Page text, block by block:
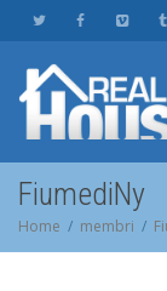
FiumediNy
Home membri